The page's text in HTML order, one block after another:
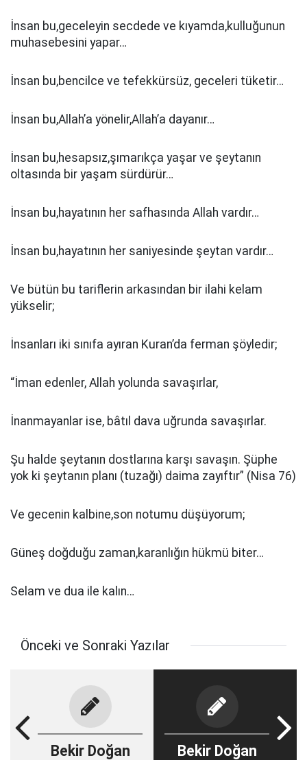
İnsan bu,geceleyin secdede ve kıyamda,kulluğunun
muhasebesini yapar…
İnsan bu,bencilce ve tefekkürsüz, geceleri tüketir…
İnsan bu,Allah’a yönelir,Allah’a dayanır…
İnsan bu,hesapsız,şımarıkça yaşar ve şeytanın
oltasında bir yaşam sürdürür…
İnsan bu,hayatının her safhasında Allah vardır…
İnsan bu,hayatının her saniyesinde şeytan vardır…
Ve bütün bu tariflerin arkasından bir ilahi kelam
yükselir;
İnsanları iki sınıfa ayıran Kuran’da ferman şöyledir;
“İman edenler, Allah yolunda savaşırlar,
İnanmayanlar ise, bâtıl dava uğrunda savaşırlar.
Şu halde şeytanın dostlarına karşı savaşın. Şüphe
yok ki şeytanın planı (tuzağı) daima zayıftır” (Nisa 76)
Ve gecenin kalbine,son notumu düşüyorum;
Güneş doğduğu zaman,karanlığın hükmü biter…
Selam ve dua ile kalın…
Önceki ve Sonraki Yazılar
Bekir Doğan Bekir Doğan